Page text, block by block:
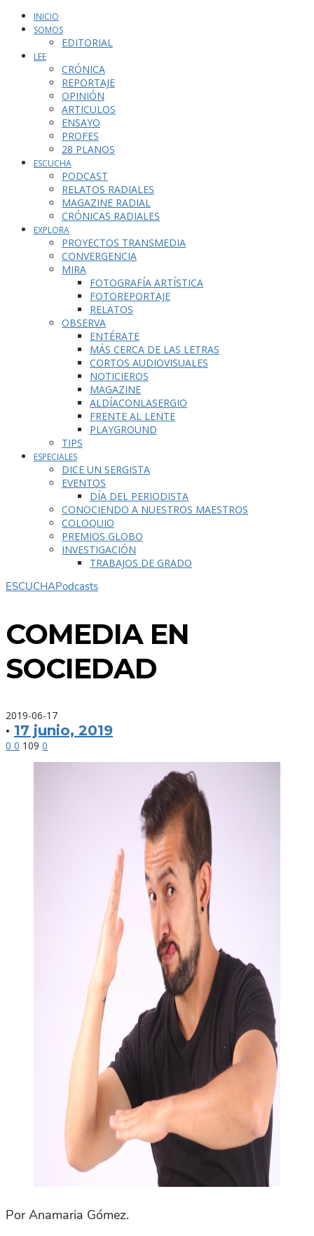
INICIO
SOMOS
EDITORIAL
LEE
CRÓNICA
REPORTAJE
OPINIÓN
ARTICULOS
ENSAYO
PROFES
28 PLANOS
ESCUCHA
PODCAST
RELATOS RADIALES
MAGAZINE RADIAL
CRÓNICAS RADIALES
EXPLORA
PROYECTOS TRANSMEDIA
CONVERGENCIA
MIRA
FOTOGRAFÍA ARTÍSTICA
FOTOREPORTAJE
RELATOS
OBSERVA
ENTÉRATE
MÁS CERCA DE LAS LETRAS
CORTOS AUDIOVISUALES
NOTICIEROS
MAGAZINE
ALDÍACONLASERGIO
FRENTE AL LENTE
PLAYGROUND
TIPS
ESPECIALES
DICE UN SERGISTA
EVENTOS
DÍA DEL PERIODISTA
CONOCIENDO A NUESTROS MAESTROS
COLOQUIO
PREMIOS GLOBO
INVESTIGACIÓN
TRABAJOS DE GRADO
ESCUCHAPodcasts
COMEDIA EN
SOCIEDAD
2019-06-17
· 17 junio, 2019
0 0 109 0
Por Anamaria Gómez.